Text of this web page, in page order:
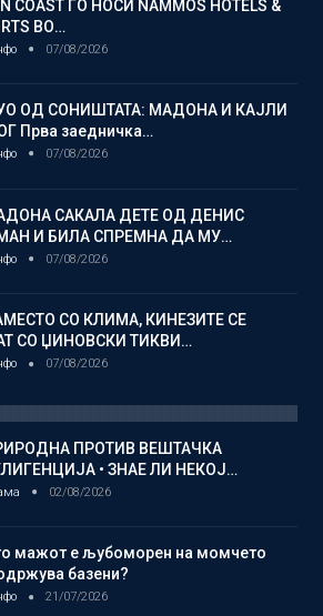
COAST ГО НОСИ NAMMOS HOTELS &
ВО…
07/08/2026
ОД СОНИШТАТА: МАДОНА И КАЈЛИ
Прва заедничка…
07/08/2026
САКАЛА ДЕТЕ ОД ДЕНИС
И БИЛА СПРЕМНА ДА МУ…
07/08/2026
СО КЛИМА, КИНЕЗИТЕ СЕ
СО ЏИНОВСКИ ТИКВИ…
07/08/2026
ПРОТИВ ВЕШТАЧКА
• ЗНАЕ ЛИ НЕКОЈ…
02/08/2026
мажот е љубоморен на момчето
базени?
21/07/2026